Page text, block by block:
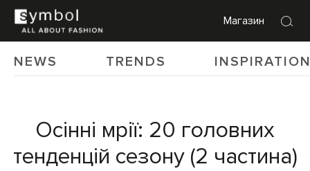
Магазин
NEWS TRENDS
Осінні мрії: 20 головних
тенденцій сезону (2 частина)